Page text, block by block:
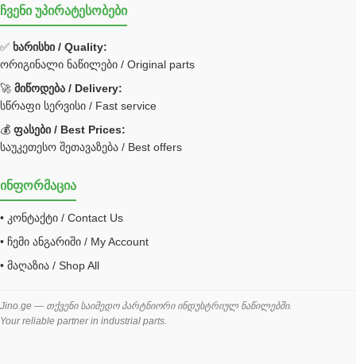
უჟანგავი ფოლადი
Bobcat ფილტრი
Caterpillar ფილტრი
JCB ფილტრი
ქვაბი გათბობა მილები
შემაერთებელი / გადამყვანი UNF ORFS
შემაერთებელი BSPP /გადამყვანი
შესაფუთი მანქანა ვაკუმით
შლანგი
საწვავის შლანგი
ჩვენი უპირატესობები
✅ ხარისხი / Quality:
ორიგინალი ნაწილები / Original parts
🚀 მიწოდება / Delivery:
სწრაფი სერვისი / Fast service
💰 ფასები / Best Prices:
საუკეთესო შეთავაზება / Best offers
ინფორმაცია
• კონტაქტი / Contact Us
• ჩემი ანგარიში / My Account
• მაღაზია / Shop All
Jino.ge — თქვენი საიმედო პარტნიორი ინდუსტრიულ ნაწილებში.
Your reliable partner in industrial parts.